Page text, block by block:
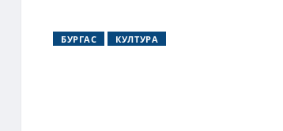
БУРГАС КУЛТУРА